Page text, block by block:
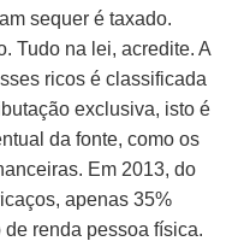
sequer é taxado.
Tudo na lei, acredite. A
ricos é classificada
exclusiva, isto é
da fonte, como os
Em 2013, do
apenas 35%
renda pessoa física.